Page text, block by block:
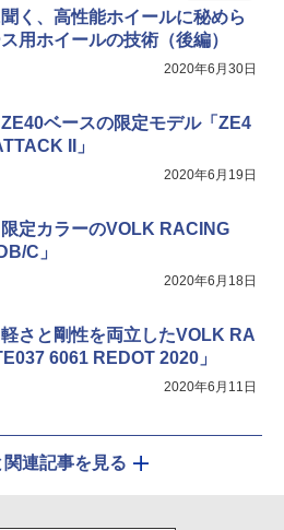
く、高性能ホイールに秘めら
用ホイールの技術（後編）
2020年6月30日
ベースの限定モデル「ZE4
II」
2020年6月19日
定カラーのVOLK RACING
C」
2020年6月18日
さと剛性を両立したVOLK RA
6061 REDOT 2020」
2020年6月11日
関連記事を見る